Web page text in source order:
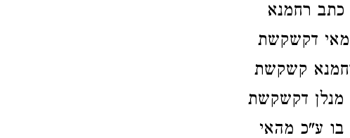
כתב רחמנא
דקשקשת
קשקשת
מנלן דקשקשת
בו ע"כ מהאי